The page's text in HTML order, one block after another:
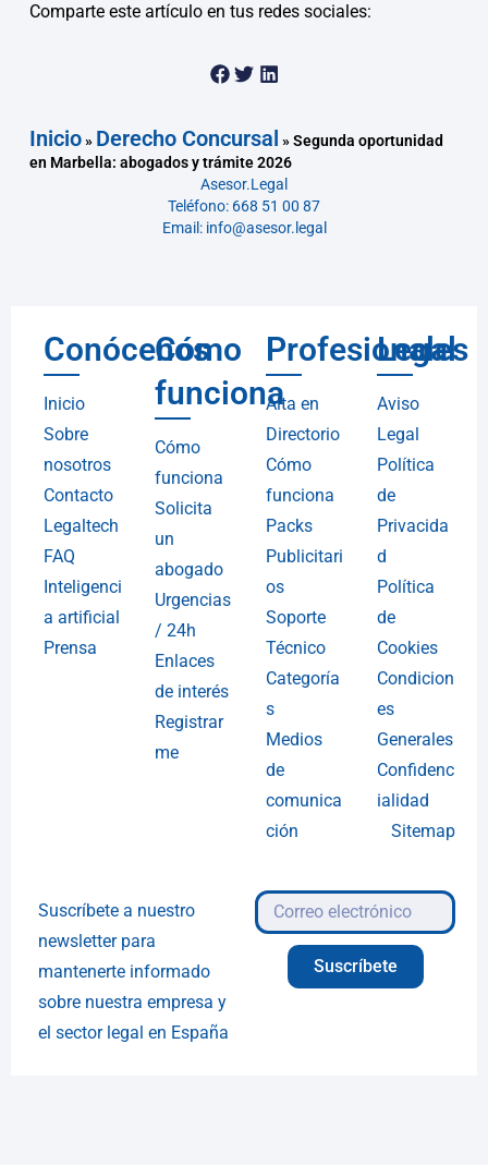
Comparte este artículo en tus redes sociales:
Inicio» Derecho Concursal »Segunda oportunidad
en Marbella: abogados y trámite 2026
Asesor.Legal
Teléfono: 668 51 00 87
Email: info@asesor.legal
Conócenos
Inicio
Sobre
nosotros
Contacto
Legaltech
FAQ
Inteligenci
a artificial
Prensa
Cómo
funciona
Cómo
funciona
Solicita
un
abogado
Urgencias
/ 24h
Enlaces
de interés
Registrar
me
Profesionales
Alta en
Directorio
Cómo
funciona
Packs
Publicitari
os
Soporte
Técnico
Categoría
s
Medios
de
comunica
ción
Legal
Aviso
Legal
Política
de
Privacida
d
Política
de
Cookies
Condicion
es
Generales
Confidenc
ialidad
Sitemap
Suscríbete a nuestro
newsletter para
mantenerte informado
sobre nuestra empresa y
el sector legal en España
Suscríbete